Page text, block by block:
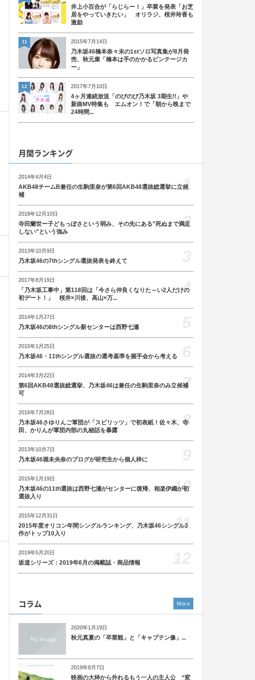
井上小百合が「らじらー！」卒業を発表「お芝
居をやっていきたい」 オリラジ、桜井玲香も
激励
2015年7月14日
乃木坂46橋本奈々未の1stソロ写真集が8月発
売、秋元康「橋本は手のかかるビンテージカ
ー」
11
2017年7月10日
4ヶ月連続放送「のびのび乃木坂 3期生!!」や
新曲MV特集も エムオン！で「朝から晩まで
24時間...
12
月間ランキング
2014年4月4日
AKB48チームB兼任の生駒里奈が第6回AKB48選抜総選挙に立候
補
1
2018年12月10日
寺田蘭世ー子どもっぽさという弱み、その先にある”死ぬまで満足
しない”という強み
2
2013年10月9日
乃木坂46の7thシングル選抜発表を終えて
2017年8月19日
「乃木坂工事中」第118回は「今さら仲良くなりた～い2人だけの
初デート！」 桜井×川後、高山×万...
4
2014年1月27日
乃木坂46の8thシングル新センターは西野七瀬
2015年1月25日
乃木坂46・11thシングル選抜の選考基準を握手会から考える
2014年3月22日
第6回AKB48選抜総選挙、乃木坂46は兼任の生駒里奈のみ立候補
可
7
2016年7月28日
乃木坂46さゆりんご軍団が「スピリッツ」で初表紙！佐々木、寺
田、かりんが軍団内部の丸秘話を暴露
8
2013年10月7日
乃木坂46堀未央奈のブログが研究生から個人枠に
2015年1月19日
乃木坂46の11th選抜は西野七瀬がセンターに復帰、相楽伊織が初
選抜入り
10
2015年12月31日
2015年度オリコン年間シングルランキング、乃木坂46シングル3
作がトップ10入り
11
2019年5月20日
坂道シリーズ：2019年6月の掲載誌・商品情報
コラム
2020年1月19日
秋元真夏の「卒業観」と「キャプテン像」...
2019年8月7日
映画の大枠から外れるもう一人の主人公 “変
More